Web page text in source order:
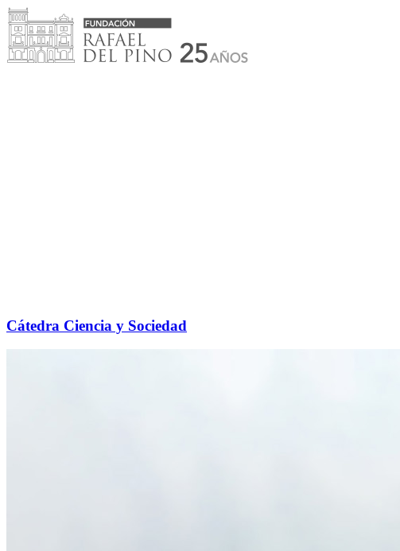
Saltar
al
contenido
Cátedra Ciencia y Sociedad